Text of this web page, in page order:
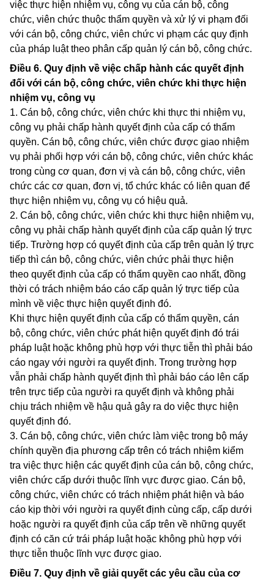
việc thực hiện nhiệm vụ, công vụ của cán bộ, công
chức, viên chức thuộc thẩm quyền và xử lý vi phạm đối
với cán bộ, công chức, viên chức vi phạm các quy định
của pháp luật theo phân cấp quản lý cán bộ, công chức.
Điều 6. Quy định về việc chấp hành các quyết định
đối với cán bộ, công chức, viên chức khi thực hiện
nhiệm vụ, công vụ
1. Cán bộ, công chức, viên chức khi thực thi nhiệm vụ,
công vụ phải chấp hành quyết định của cấp có thẩm
quyền. Cán bộ, công chức, viên chức được giao nhiệm
vụ phải phối hợp với cán bộ, công chức, viên chức khác
trong cùng cơ quan, đơn vị và cán bộ, công chức, viên
chức các cơ quan, đơn vị, tổ chức khác có liên quan để
thực hiện nhiệm vụ, công vụ có hiệu quả.
2. Cán bộ, công chức, viên chức khi thực hiện nhiệm vụ,
công vụ phải chấp hành quyết định của cấp quản lý trực
tiếp. Trường hợp có quyết định của cấp trên quản lý trực
tiếp thì cán bộ, công chức, viên chức phải thực hiện
theo quyết định của cấp có thẩm quyền cao nhất, đồng
thời có trách nhiệm báo cáo cấp quản lý trực tiếp của
mình về việc thực hiện quyết định đó.
Khi thực hiện quyết định của cấp có thẩm quyền, cán
bộ, công chức, viên chức phát hiện quyết định đó trái
pháp luật hoặc không phù hợp với thực tiễn thì phải báo
cáo ngay với người ra quyết định. Trong trường hợp
vẫn phải chấp hành quyết định thì phải báo cáo lên cấp
trên trực tiếp của người ra quyết định và không phải
chịu trách nhiệm về hậu quả gây ra do việc thực hiện
quyết định đó.
3. Cán bộ, công chức, viên chức làm việc trong bộ máy
chính quyền địa phương cấp trên có trách nhiệm kiểm
tra việc thực hiện các quyết định của cán bộ, công chức,
viên chức cấp dưới thuộc lĩnh vực được giao. Cán bộ,
công chức, viên chức có trách nhiệm phát hiện và báo
cáo kịp thời với người ra quyết định cùng cấp, cấp dưới
hoặc người ra quyết định của cấp trên về những quyết
định có căn cứ trái pháp luật hoặc không phù hợp với
thực tiễn thuộc lĩnh vực được giao.
Điều 7. Quy định về giải quyết các yêu cầu của cơ